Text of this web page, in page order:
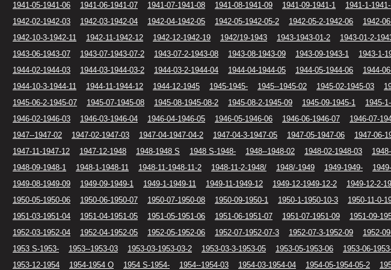
1941-05-1941-06
1941-06-1941-07 1941-07-1941-08 1941-08-1941-09 1941-09-1941-1 1941-1-
1942-02-1942-03
1942-03-1942-04 1942-04-1942-05 1942-05-1942-05-2 1942-05-2-1942-06 1942-
1942-10-3-1942-11
1942-11-1942-12 1942-12-1942-19 1942/19-1943 1943-1943-01-2 1943-01-2-
1943-06-1943-07
1943-07-1943-07-2 1943-07-2-1943-08 1943-08-1943-09 1943-09-1943-1 1943-1-
1944-02-1944-03
1944-03-1944-03-2 1944-03-2-1944-04 1944-04-1944-05 1944-05-1944-06 1944-
1944-10-3-1944-11
1944-11-1944-12 1944-12-1945 1945-1945- 1945--1945-02 1945-02-1945-03
1945-06-2-1945-07
1945-07-1945-08 1945-08-1945-08-2 1945-08-2-1945-09 1945-09-1945-1 1945-
1946-02-1946-03
1946-03-1946-04 1946-04-1946-05 1946-05-1946-06 1946-06-1946-07 1946-07-
1947--1947-02
1947-02-1947-03 1947-04-1947-04-2 1947-04-3-1947-05 1947-05-1947-06 1947-06-
1947-11-1947-12
1947-12-1948 1948-1948 S 1948 S-1948- 1948--1948-02 1948-02-1948-03
1948-09-1948-1
1948-1-1948-11 1948-11-1948-11-2 1948-11-2-1948/ 1948/-1949 1949-1949-
1949-08-1949-09
1949-09-1949-1 1949-1-1949-11 1949-11-1949-12 1949-12-1949-12-2 1949-12-2-
1950-05-1950-06
1950-06-1950-07 1950-07-1950-08 1950-09-1950-1 1950-1-1950-10-3 1950-11-0-
1951-03-1951-04
1951-04-1951-05 1951-05-1951-06 1951-06-1951-07 1951-07-1951-09 1951-09-
1952-03-1952-04
1952-04-1952-05 1952-05-1952-06 1952-07-1952-07-3 1952-07-3-1952-09 1952-
1953 S-1953-
1953--1953-03 1953-03-1953-03-2 1953-03-3-1953-05 1953-05-1953-06 1953-06-
1953-12-1954
1954-1954 O 1954 S-1954- 1954--1954-03 1954-03-1954-04 1954-05-1954-05-2